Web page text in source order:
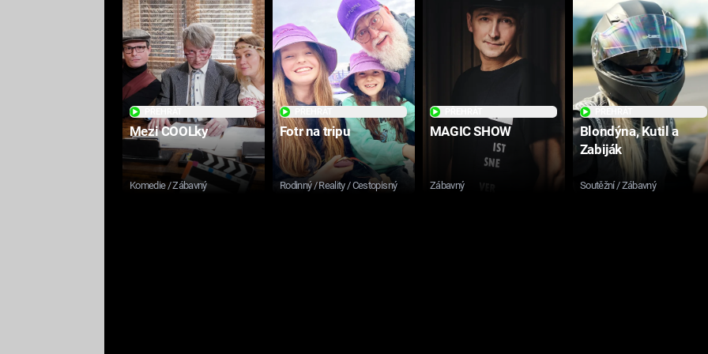
Mezi COOLky
Komedie / Zábavný
Fotr na tripu
Rodinný / Reality / Cestopisný
MAGIC SHOW
Zábavný
Blondýna, Kutil a
Zabiják
Soutěžní / Zábavný